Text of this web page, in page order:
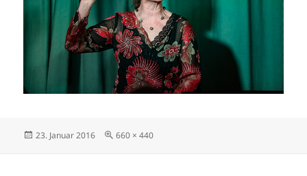
Veröffentlicht
23. Januar 2016 Originalgröße
660 × 440